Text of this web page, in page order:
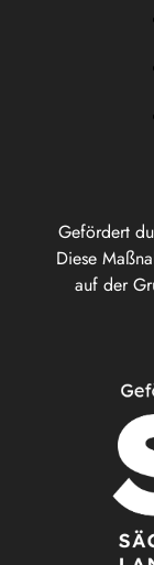
Gefördert
Diese
auf der